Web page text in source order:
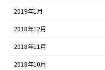
2019年1月
2018年12月
2018年11月
2018年10月